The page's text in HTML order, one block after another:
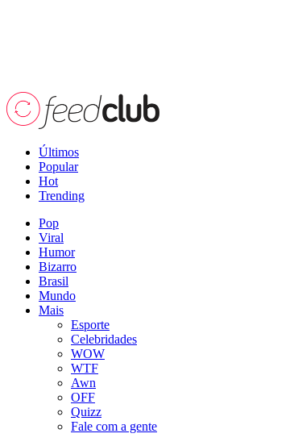
Últimos
Popular
Hot
Trending
Pop
Viral
Humor
Bizarro
Brasil
Mundo
Mais
Esporte
Celebridades
WOW
WTF
Awn
OFF
Quizz
Fale com a gente